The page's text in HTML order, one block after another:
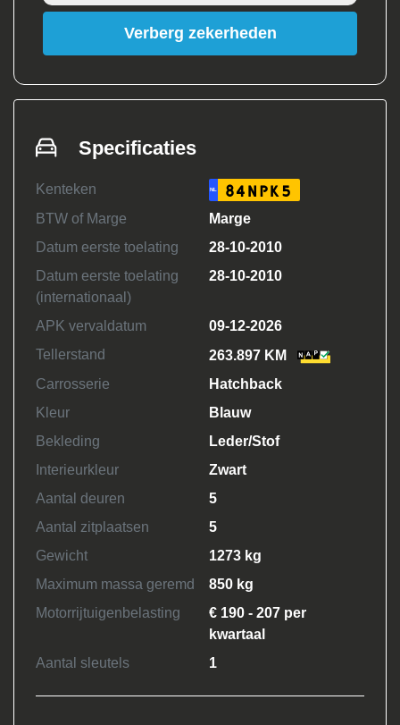
Verberg zekerheden
Specificaties
Kenteken NL 84NPK5
BTW of Marge
Marge
Datum eerste toelating
28-10-2010
Datum eerste toelating
(internationaal)
28-10-2010
APK vervaldatum
09-12-2026
Tellerstand
263.897 KM
Carrosserie
Hatchback
Kleur
Blauw
Bekleding
Leder/Stof
Interieurkleur
Zwart
Aantal deuren
5
Aantal zitplaatsen
5
Gewicht
1273 kg
Maximum massa geremd
850 kg
Motorrijtuigenbelasting
€ 190 - 207 per
kwartaal
Aantal sleutels
1